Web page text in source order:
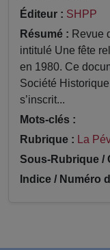
Éditeur : SHPP
Résumé : Revue
intitulé Une fête
en 1980. Ce
Société
s’inscrit...
Mots-clés :
Rubrique : La
Sous-Rubrique /
Indice / Numéro